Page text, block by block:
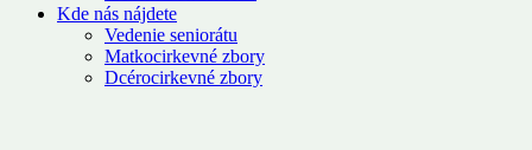
Kde nás nájdete
Vedenie seniorátu
Matkocirkevné zbory
Dcérocirkevné zbory